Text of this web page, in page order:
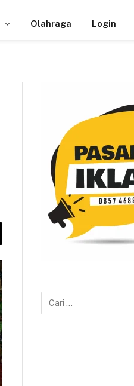
Olahraga Login